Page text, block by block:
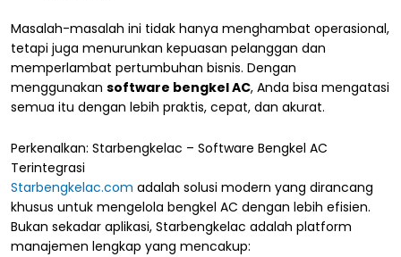
Masalah-masalah ini tidak hanya menghambat operasional,
tetapi juga menurunkan kepuasan pelanggan dan
memperlambat pertumbuhan bisnis. Dengan
menggunakan software bengkel AC, Anda bisa mengatasi
semua itu dengan lebih praktis, cepat, dan akurat.
Perkenalkan: Starbengkelac – Software Bengkel AC
Terintegrasi
Starbengkelac.com adalah solusi modern yang dirancang
khusus untuk mengelola bengkel AC dengan lebih efisien.
Bukan sekadar aplikasi, Starbengkelac adalah platform
manajemen lengkap yang mencakup: